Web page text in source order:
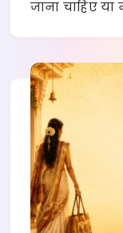
जाना चाहिए